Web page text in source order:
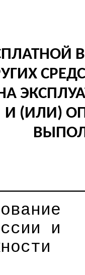
И (ИЛИ)
и